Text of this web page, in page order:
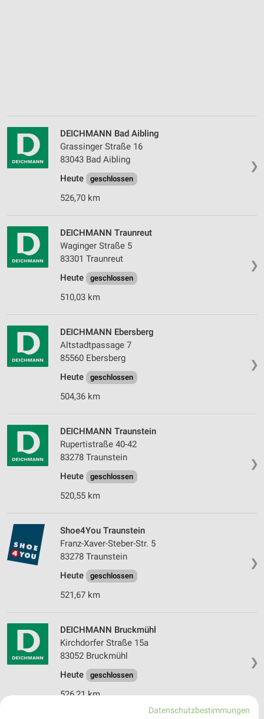
❯
DEICHMANN Bad Aibling
Grassinger Straße 16
83043 Bad Aibling
Heute
geschlossen
526,70 km
❯
DEICHMANN Traunreut
Waginger Straße 5
83301 Traunreut
Heute
geschlossen
510,03 km
❯
DEICHMANN Ebersberg
Altstadtpassage 7
85560 Ebersberg
Heute
geschlossen
504,36 km
❯
DEICHMANN Traunstein
Rupertistraße 40-42
83278 Traunstein
Heute
geschlossen
520,55 km
❯
Shoe4You Traunstein
Franz-Xaver-Steber-Str. 5
83278 Traunstein
Heute
geschlossen
521,67 km
❯
DEICHMANN Bruckmühl
Kirchdorfer Straße 15a
83052 Bruckmühl
Heute
geschlossen
526,21 km
Datenschutzbestimmungen